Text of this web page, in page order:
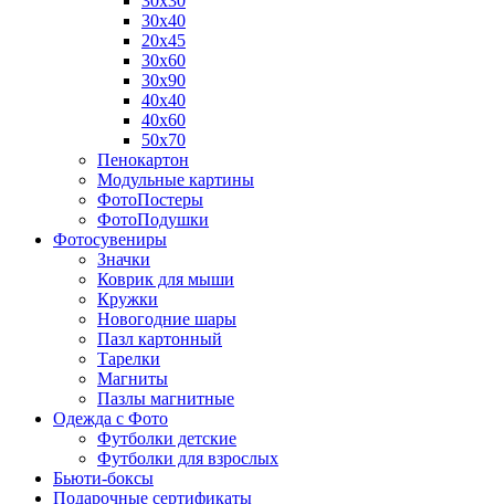
30х40
20х45
30х60
30х90
40х40
40х60
50х70
Пенокартон
Модульные картины
ФотоПостеры
ФотоПодушки
Фотоcувениры
Значки
Коврик для мыши
Кружки
Новогодние шары
Пазл картонный
Тарелки
Магниты
Пазлы магнитные
Одежда с Фото
Футболки детские
Футболки для взрослых
Бьюти-боксы
Подарочные сертификаты